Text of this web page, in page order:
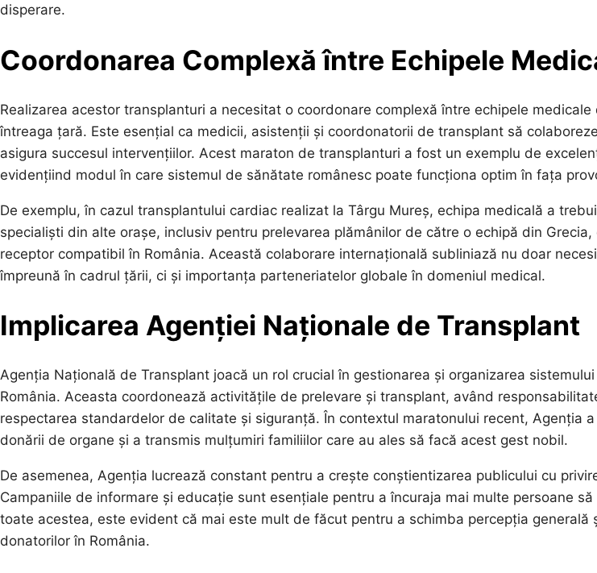
disperare.
Coordonarea Complexă între Echipele
Realizarea acestor transplanturi a necesitat o coordonare complexă între echipele
întreaga țară. Este esențial ca medicii, asistenții și coordonatorii de transplant să
asigura succesul intervențiilor. Acest maraton de transplanturi a fost un exemplu de
evidențiind modul în care sistemul de sănătate românesc poate funcționa optim în fața
De exemplu, în cazul transplantului cardiac realizat la Târgu Mureș, echipa medicală a
specialiști din alte orașe, inclusiv pentru prelevarea plămânilor de către o echipă din
receptor compatibil în România. Această colaborare internațională subliniază nu doar
împreună în cadrul țării, ci și importanța parteneriatelor globale în domeniul medical.
Implicarea Agenției Naționale de Transplant
Agenția Națională de Transplant joacă un rol crucial în gestionarea și organizarea
România. Aceasta coordonează activitățile de prelevare și transplant, având
respectarea standardelor de calitate și siguranță. În contextul maratonului recent, Agenția
donării de organe și a transmis mulțumiri familiilor care au ales să facă acest gest nobil.
De asemenea, Agenția lucrează constant pentru a crește conștientizarea publicului cu
Campaniile de informare și educație sunt esențiale pentru a încuraja mai multe persoane
toate acestea, este evident că mai este mult de făcut pentru a schimba percepția generală
donatorilor în România.